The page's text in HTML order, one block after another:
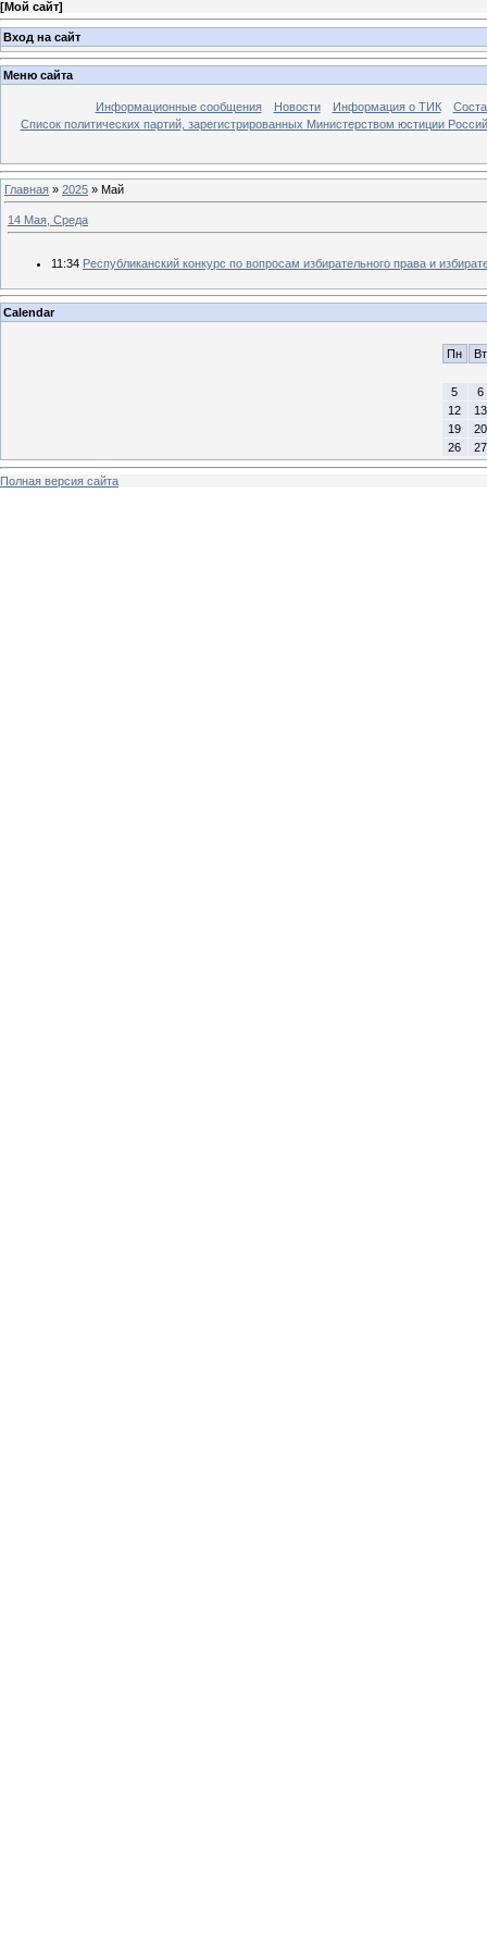
[Мой сайт]
Вход на сайт
Меню сайта
Информационные сообщения Новости Информация о ТИК
Список политических партий, зарегистрированных Министерством юстиции
Главная » 2025 » Май
14 Мая, Среда
11:34 Республиканский конкурс по вопросам избирательного права и
Calendar
Пн Вт
5
6
12
13
19
20
26
27
Полная версия сайта